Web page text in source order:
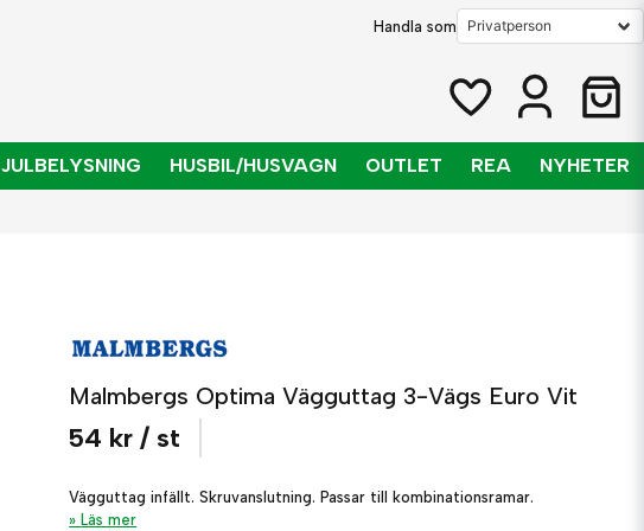
Handla som
JULBELYSNING HUSBIL/HUSVAGN OUTLET REA NYHETER
Malmbergs Optima Vägguttag 3-Vägs Euro Vit
54 kr / st
Vägguttag infällt. Skruvanslutning. Passar till kombinationsramar.
Läs mer